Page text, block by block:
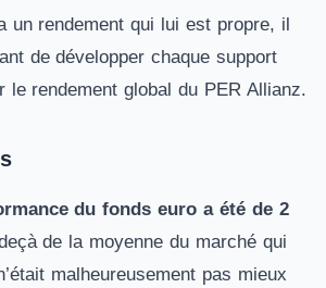
un rendement qui lui est propre, il
de développer chaque support
le rendement global du PER Allianz.
du fonds euro a été de 2
de la moyenne du marché qui
malheureusement pas mieux